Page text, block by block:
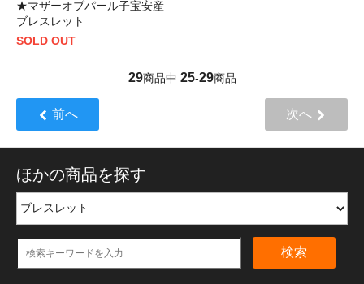
★マザーオブパール子宝安産
ブレスレット
SOLD OUT
29商品中 25-29商品
前へ 次へ
ほかの商品を探す
検索